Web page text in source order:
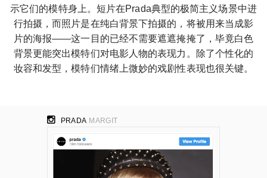
示它们的模特身上。短片在Prada典型的极简主义场景中进
行拍摄，而照片是在纯白背景下拍摄的，将被用来当成影
片的海报——这一目的已经不需要遮遮掩掩了，毕竟白色
背景更能突出模特们对电影人物的表现力。除了个性化的
妆容和发型，模特们情绪上微妙的戏剧性表现也很关键。
PRADA MARGIT